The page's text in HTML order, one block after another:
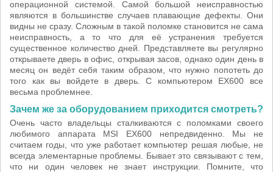
операционной системой. Самой большой неисправностью
являются в большинстве случаев плавающие дефекты. Они
видны не сразу. Сложным в такой поломке становится не сама
неисправность, а то что для её устранения требуется
существенное количество дней. Представляете вы регулярно
открываете дверь в офис, открывая засов, однако один день в
месяц он ведёт себя таким образом, что нужно попотеть до
того как вы войдете в дверь. С компьютером EX600 все
весьма проблемнее.
Зачем же за оборудованием приходится смотреть?
Очень часто владельцы сталкиваются с поломками своего
любимого аппарата MSI EX600 непредвиденно. Мы не
считаем годы, что уже работает компьютер решая любые, не
всегда элементарные проблемы. Бывает это связывают с тем,
что ни один человек не знает инструкции. Помните, что